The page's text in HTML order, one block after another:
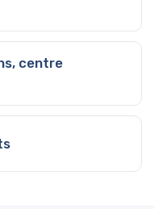
centre